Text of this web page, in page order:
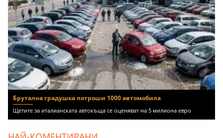
Брутална градушка потроши 1000 автомобила
Щетите за италианската автокъща се оценяват на 5 милиона евро